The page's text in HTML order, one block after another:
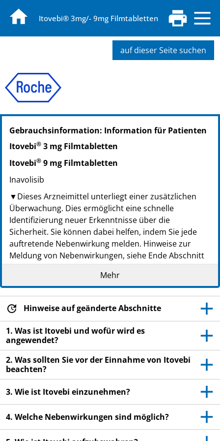
Itovebi® 3mg/- 9mg Filmtabletten
auf dieser Seite suchen
PZN: 19278413
PPN: 111927841380
NTIN: 04150192784137
Gebrauchsinformation: Information für Patienten
Itovebi® 3 mg Filmtabletten
Itovebi® 9 mg Filmtabletten
Inavolisib
▼Dieses Arzneimittel unterliegt einer zusätzlichen
Überwachung. Dies ermöglicht eine schnelle
Identifizierung neuer Erkenntnisse über die
Sicherheit. Sie können dabei helfen, indem Sie jede
auftretende Nebenwirkung melden. Hinweise zur
Meldung von Nebenwirkungen, siehe Ende Abschnitt
4.
Lesen Sie die gesamte Packungsbeilage sorgfältig
durch, bevor Sie mit der Einnahme dieses
Arzneimittels beginnen, denn sie enthält wichtige
Informationen.
Heben Sie die Packungsbeilage auf. Vielleicht
möchten Sie diese später nochmals lesen.
Wenn Sie weitere Fragen haben, wenden Sie sich
an Ihren Arzt oder Apotheker.
Dieses Arzneimittel wurde Ihnen persönlich
verschrieben. Geben Sie es nicht an Dritte weiter.
Es kann anderen Menschen schaden, auch wenn
diese die gleichen Beschwerden haben wie Sie.
Mehr
Hinweise auf geänderte Abschnitte
1. Was ist Itovebi und wofür wird es
angewendet?
2. Was sollten Sie vor der Einnahme von Itovebi
beachten?
3. Wie ist Itovebi einzunehmen?
4. Welche Nebenwirkungen sind möglich?